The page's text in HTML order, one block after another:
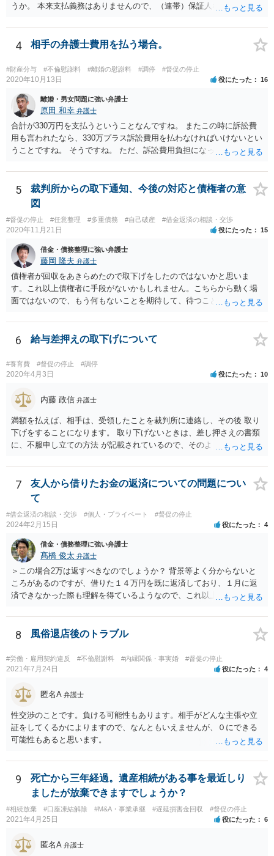
うか。 本来支払義務はありませんので、（連帯）保証人などにならな
4 相手の弁護士費用を払う場合。
#財産分与 #不倫慰謝料 #離婚の慰謝料 #調停 #督促の停止
2020年10月13日 役にたった 16
離婚・男女問題に強い弁護士
原田 和幸 弁護士
合計が330万円を支払うということなんですね。 またこの時に訴訟費
用も言われたなら、330万プラス訴訟費用を払わなければいけないとい
うことですね。 そうですね。 ただ、訴訟費用負担になっても、実際に
5
裁判所からの取下通知、今後の対応と債権者の意
図
#督促の停止 #任意整理 #多重債務 #自己破産 #借金返済の相談・交渉
2020年11月21日 役にたった 15
借金・債務整理に強い弁護士
藤岡 隆夫 弁護士
債権者が回収をあきらめたので取下げをしたのではないかと思いま
す。これ以上債権者に手段がないかもしれません。こちらから動く場
面ではないので、もう何もないことを期待して、待つことになるでし
6 給与差押えの取下げについて
#養育費 #督促の停止 #調停
2020年4月3日 役にたった 10
内藤 政信 弁護士
満額を払えば、相手は、受領したことを裁判所に連絡し、その後 取り
下げをすることになります。 取り下げないときは、差し押さえの書類
に、不服申し立ての方法 が記載されているので、そのようにするとい
7
友人から借りたお金の返済についての問題につい
て
#借金返済の相談・交渉 #個人・プライベート #督促の停止
2024年2月15日 役にたった 4
借金・債務整理に強い弁護士
髙橋 俊太 弁護士
＞この場合2万は返すべきなのでしょうか？ 背景等よく分からないと
ころがあるのですが、借りた１４万円を既に返済しており、１月に返
済できなかった際も理解を得ているようなので、これ以上払う必要は
そも【一括で返済か1月2月の分割で返済】ということで履行期限も曖
昧ですし、遅延損害金の利率は年３％ですので２万円ということには
行振込で返済したらダメというルールでもあるのでしょうか？ そのよ
うなルールはありません。
8 風俗退店後のトラブル
#労働・雇用契約違反 #不倫慰謝料 #内縁関係・事実婚 #督促の停止
2021年7月24日 役にたった 4
匿名A 弁護士
性交渉のことです。負ける可能性もあります。相手がどんな主張や立
証をしてくるかによりますので、なんともいえませんが、０にできる
可能性もあると思います。
9
死亡から三年経過。遺産相続がある事を最近しり
ましたが放棄できますでしょうか？
#相続放棄 #口座凍結解除 #M&A・事業承継 #遅延損害金回収 #督促の停止
2021年4月25日 役にたった 6
匿名A 弁護士